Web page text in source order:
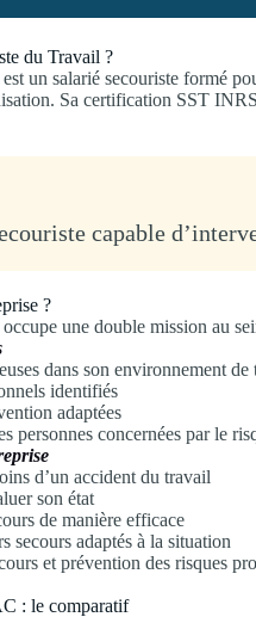
du Travail ?
un salarié secouriste formé
Sa certification SST
capable
?
une double mission au
dans son environnement de
identifiés
adaptées
personnes concernées par le
d’un accident du travail
son état
de manière efficace
secours adaptés à la situation
et prévention des risques
: le comparatif